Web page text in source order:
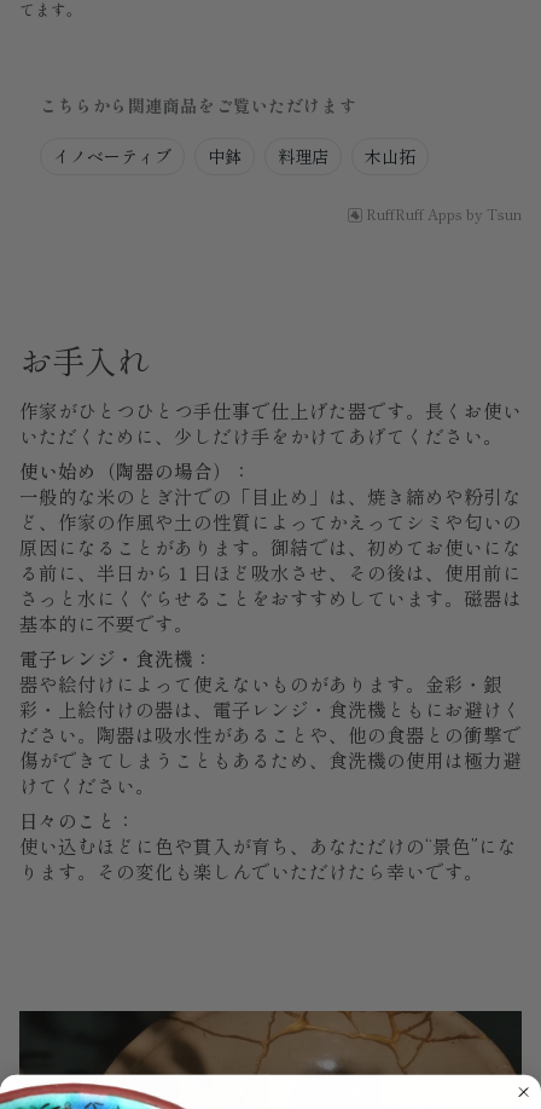
てます。
こちらから関連商品をご覧いただけます
イノベーティブ 中鉢 料理店 木山拓
RuffRuff Apps by Tsun
お手入れ
作家がひとつひとつ手仕事で仕上げた器です。長くお使い
いただくために、少しだけ手をかけてあげてください。
使い始め（陶器の場合）：
一般的な米のとぎ汁での「目止め」は、焼き締めや粉引な
ど、作家の作風や土の性質によってかえってシミや匂いの
原因になることがあります。御結では、初めてお使いにな
る前に、半日から１日ほど吸水させ、その後は、使用前に
さっと水にくぐらせることをおすすめしています。磁器は
基本的に不要です。
電子レンジ・食洗機：
器や絵付けによって使えないものがあります。金彩・銀
彩・上絵付けの器は、電子レンジ・食洗機ともにお避けく
ださい。陶器は吸水性があることや、他の食器との衝撃で
傷ができてしまうこともあるため、食洗機の使用は極力避
けてください。
日々のこと：
使い込むほどに色や貫入が育ち、あなただけの“景色”にな
ります。その変化も楽しんでいただけたら幸いです。